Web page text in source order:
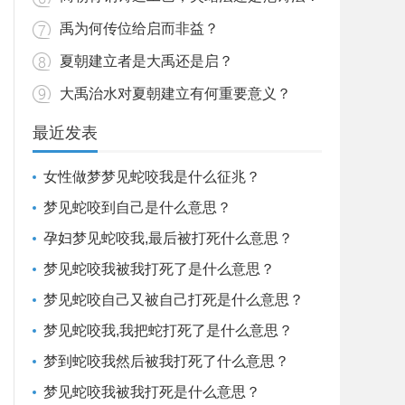
禹为何传位给启而非益？
夏朝建立者是大禹还是启？
大禹治水对夏朝建立有何重要意义？
最近发表
女性做梦梦见蛇咬我是什么征兆？
梦见蛇咬到自己是什么意思？
孕妇梦见蛇咬我,最后被打死什么意思？
梦见蛇咬我被我打死了是什么意思？
梦见蛇咬自己又被自己打死是什么意思？
梦见蛇咬我,我把蛇打死了是什么意思？
梦到蛇咬我然后被我打死了什么意思？
梦见蛇咬我被我打死是什么意思？